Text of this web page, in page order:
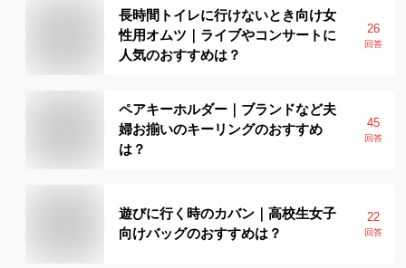
長時間トイレに行けないとき向け女
性用オムツ｜ライブやコンサートに
人気のおすすめは？
26
回答
ペアキーホルダー｜ブランドなど夫
婦お揃いのキーリングのおすすめ
は？
45
回答
遊びに行く時のカバン｜高校生女子
向けバッグのおすすめは？
22
回答